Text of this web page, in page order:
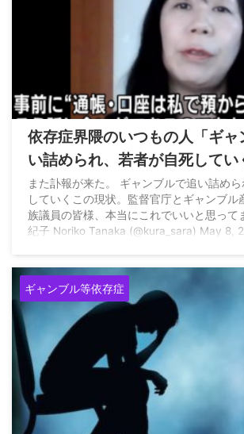
依存症界隈のいつもの人「ギャ
い詰められ、若者が自死してい
状。監督官庁とギャンブル産業
の族議員の皆様、本当にこれで
てますか？」
また訃報が来た。 ギャンブルで追い詰め
していくこの現状。監督官庁とギャンブル
族議員の皆様、本当にこれでいいと思っ
紀子 Noriko Tanaka (@kura_sara) May 8,
ギャンブル等依存症